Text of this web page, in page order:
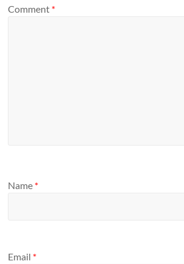
Comment *
Name *
Email *